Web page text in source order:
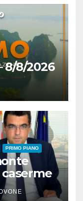
8/8/2026
PRIMO PIANO